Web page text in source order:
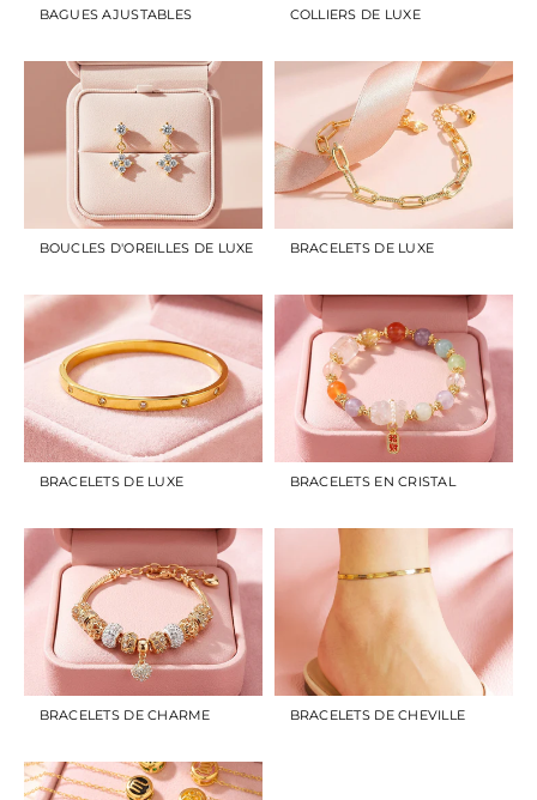
BAGUES AJUSTABLES COLLIERS DE LUXE
BOUCLES D'OREILLES DE LUXE BRACELETS DE LUXE
BRACELETS DE LUXE BRACELETS EN CRISTAL
BRACELETS DE CHARME BRACELETS DE CHEVILLE